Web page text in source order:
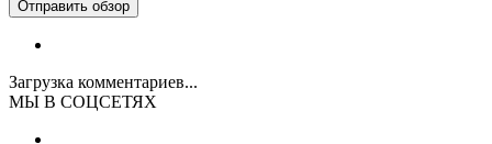
Загрузка комментариев...
МЫ В СОЦСЕТЯХ